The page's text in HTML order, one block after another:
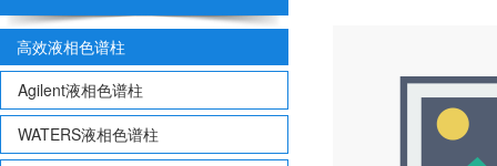
高效液相色谱柱
Agilent液相色谱柱
WATERS液相色谱柱